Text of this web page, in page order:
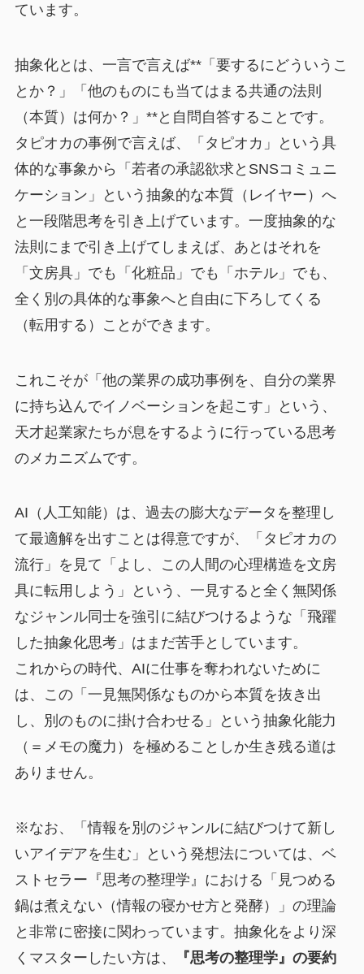
ています。
抽象化とは、一言で言えば**「要するにどういうこ
とか？」「他のものにも当てはまる共通の法則
（本質）は何か？」**と自問自答することです。
タピオカの事例で言えば、「タピオカ」という具
体的な事象から「若者の承認欲求とSNSコミュニ
ケーション」という抽象的な本質（レイヤー）へ
と一段階思考を引き上げています。一度抽象的な
法則にまで引き上げてしまえば、あとはそれを
「文房具」でも「化粧品」でも「ホテル」でも、
全く別の具体的な事象へと自由に下ろしてくる
（転用する）ことができます。
これこそが「他の業界の成功事例を、自分の業界
に持ち込んでイノベーションを起こす」という、
天才起業家たちが息をするように行っている思考
のメカニズムです。
AI（人工知能）は、過去の膨大なデータを整理し
て最適解を出すことは得意ですが、「タピオカの
流行」を見て「よし、この人間の心理構造を文房
具に転用しよう」という、一見すると全く無関係
なジャンル同士を強引に結びつけるような「飛躍
した抽象化思考」はまだ苦手としています。
これからの時代、AIに仕事を奪われないために
は、この「一見無関係なものから本質を抜き出
し、別のものに掛け合わせる」という抽象化能力
（＝メモの魔力）を極めることしか生き残る道は
ありません。
※なお、「情報を別のジャンルに結びつけて新し
いアイデアを生む」という発想法については、ベ
ストセラー『思考の整理学』における「見つめる
鍋は煮えない（情報の寝かせ方と発酵）」の理論
と非常に密接に関わっています。抽象化をより深
くマスターしたい方は、
『思考の整理学』の要約